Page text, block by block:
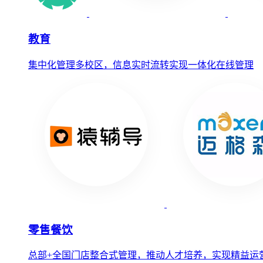
教育
集中化管理多校区，信息实时流转实现一体化在线管理
零售餐饮
总部+全国门店整合式管理，推动人才培养，实现精益运